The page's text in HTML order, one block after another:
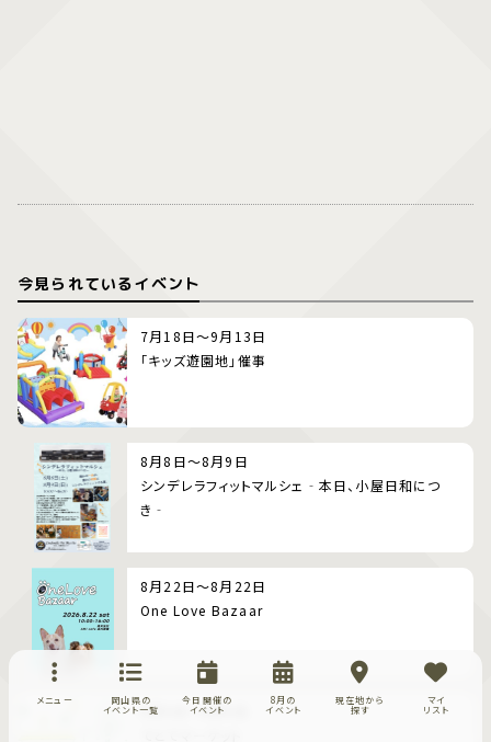
今見られているイベント
7月18日～9月13日
「キッズ遊園地」催事
8月8日～8月9日
シンデレラフィットマルシェ‐本日、小屋日和につ
き‐
8月22日～8月22日
One Love Bazaar
8月9日～8月9日
メニュー
岡山県の
イベント一覧
今日開催の
イベント
8月の
イベント
現在地から
探す
マイ
リスト